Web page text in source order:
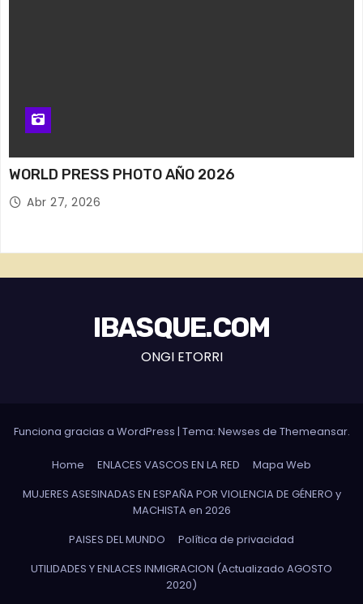
WORLD PRESS PHOTO AÑO 2026
Abr 27, 2026
IBASQUE.COM
ONGI ETORRI
Funciona gracias a WordPress | Tema: Newses de Themeansar.
Home ENLACES VASCOS EN LA RED
Mapa Web
MUJERES ASESINADAS EN ESPAÑA POR VIOLENCIA DE GÉNERO y
MACHISTA en 2026
PAISES DEL MUNDO
Política de privacidad
UTILIDADES Y ENLACES INMIGRACION (Actualizado AGOSTO
2020)